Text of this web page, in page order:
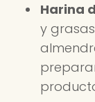
Harina
y